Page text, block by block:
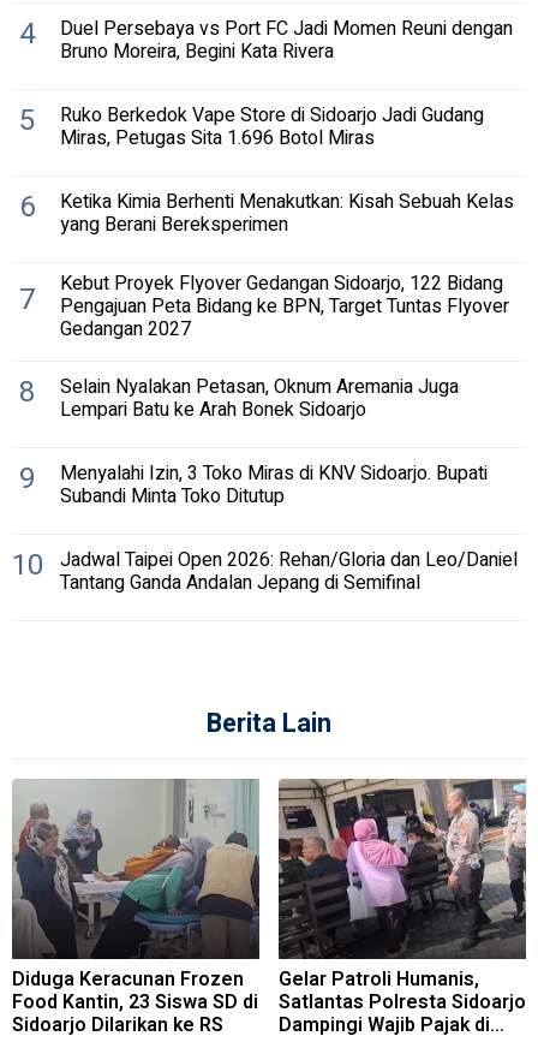
4 Duel Persebaya vs Port FC Jadi Momen Reuni dengan
Bruno Moreira, Begini Kata Rivera
5 Ruko Berkedok Vape Store di Sidoarjo Jadi Gudang
Miras, Petugas Sita 1.696 Botol Miras
6 Ketika Kimia Berhenti Menakutkan: Kisah Sebuah Kelas
yang Berani Bereksperimen
7 Kebut Proyek Flyover Gedangan Sidoarjo, 122 Bidang
Pengajuan Peta Bidang ke BPN, Target Tuntas Flyover
Gedangan 2027
8 Selain Nyalakan Petasan, Oknum Aremania Juga
Lempari Batu ke Arah Bonek Sidoarjo
9 Menyalahi Izin, 3 Toko Miras di KNV Sidoarjo. Bupati
Subandi Minta Toko Ditutup
10 Jadwal Taipei Open 2026: Rehan/Gloria dan Leo/Daniel
Tantang Ganda Andalan Jepang di Semifinal
Berita Lain
Diduga Keracunan Frozen
Food Kantin, 23 Siswa SD di
Sidoarjo Dilarikan ke RS
Gelar Patroli Humanis,
Satlantas Polresta Sidoarjo
Dampingi Wajib Pajak di